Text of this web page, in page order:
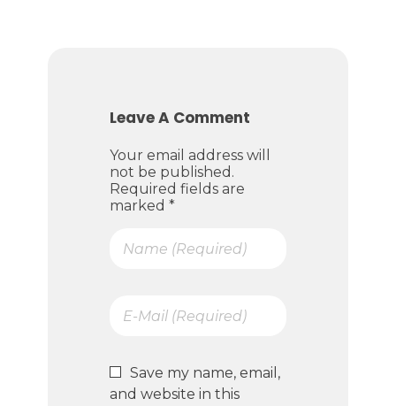
Leave A Comment
Your email address will
not be published.
Required fields are
marked *
Save my name, email,
and website in this